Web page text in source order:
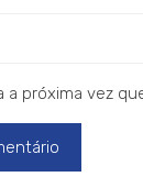
a próxima vez